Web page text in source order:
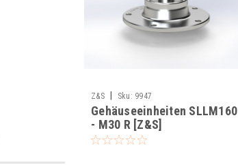
Z&S Sku: 9947
Gehäuseeinheiten SLLM160
- M30 R [Z&S]